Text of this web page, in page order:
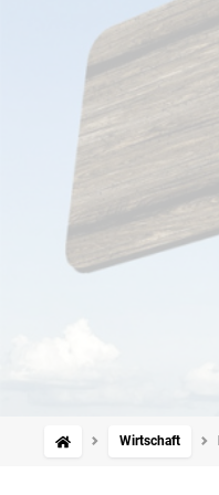
Wirtschaft